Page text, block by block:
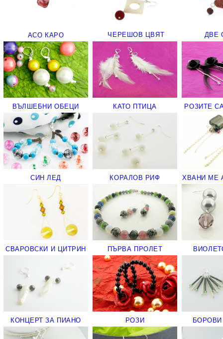
АСО КАРО ЧЕРЕШОВ ЦВЯТ ДВЕ
ВЪЛШЕБНИ ОБЕЦИ КАТО ПТИЦА РОЗИТЕ
СИН ЛЕД КОРАЛОВ РИФ ХВАНИ МЕ
СВАРОВСКИ И ЦИТРИН ПЪРВА ПРОЛЕТ
КОНЦЕРТ ЗА ПИАНО РОЗИ БОРОВИ